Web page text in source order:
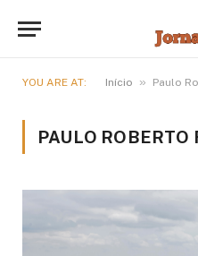
YOU ARE AT: Início » Paulo
PAULO ROBERTO